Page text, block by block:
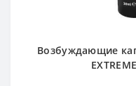
Возбуждающие